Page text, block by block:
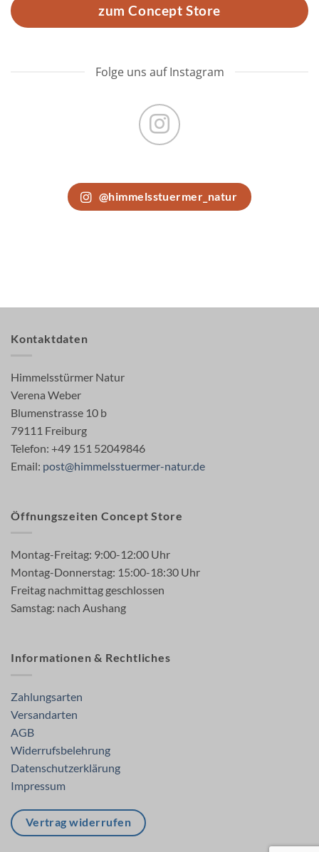
zum Concept Store
Folge uns auf Instagram
@himmelsstuermer_natur
Kontaktdaten
Himmelsstürmer Natur
Verena Weber
Blumenstrasse 10 b
79111 Freiburg
Telefon: +49 151 52049846
Email: post@himmelsstuermer-natur.de
Öffnungszeiten Concept Store
Montag-Freitag: 9:00-12:00 Uhr
Montag-Donnerstag: 15:00-18:30 Uhr
Freitag nachmittag geschlossen
Samstag: nach Aushang
Informationen & Rechtliches
Zahlungsarten
Versandarten
AGB
Widerrufsbelehrung
Datenschutzerklärung
Impressum
Vertrag widerrufen